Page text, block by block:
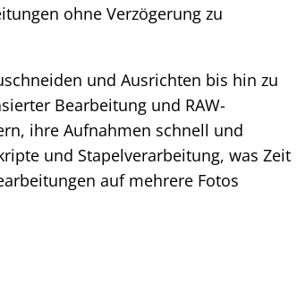
ohne Verzögerung zu
und Ausrichten bis hin zu
Bearbeitung und RAW-
ihre Aufnahmen schnell und
und Stapelverarbeitung, was Zeit
auf mehrere Fotos